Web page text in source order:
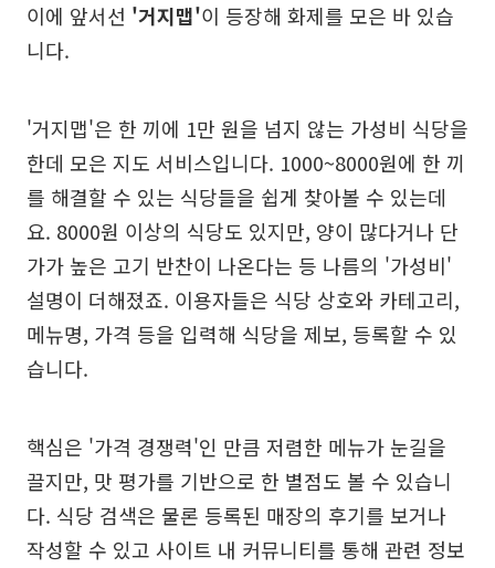
이에 앞서선 '거지맵'이 등장해 화제를 모은 바 있습
니다.
'거지맵'은 한 끼에 1만 원을 넘지 않는 가성비 식당을
한데 모은 지도 서비스입니다. 1000~8000원에 한 끼
를 해결할 수 있는 식당들을 쉽게 찾아볼 수 있는데
요. 8000원 이상의 식당도 있지만, 양이 많다거나 단
가가 높은 고기 반찬이 나온다는 등 나름의 '가성비'
설명이 더해졌죠. 이용자들은 식당 상호와 카테고리,
메뉴명, 가격 등을 입력해 식당을 제보, 등록할 수 있
습니다.
핵심은 '가격 경쟁력'인 만큼 저렴한 메뉴가 눈길을
끌지만, 맛 평가를 기반으로 한 별점도 볼 수 있습니
다. 식당 검색은 물론 등록된 매장의 후기를 보거나
작성할 수 있고 사이트 내 커뮤니티를 통해 관련 정보